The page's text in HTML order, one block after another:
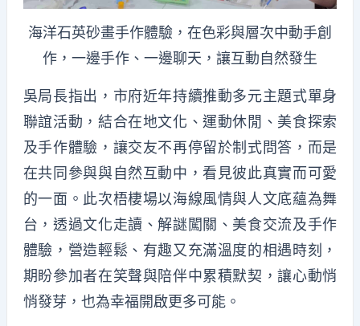
海洋石英砂畫手作體驗，在色彩與層次中動手創
作，一邊手作、一邊聊天，讓互動自然發生
吳局長指出，市府近年持續推動多元主題式單身
聯誼活動，結合在地文化、運動休閒、美食探索
及手作體驗，讓交友不再停留於制式問答，而是
在共同參與與自然互動中，看見彼此真實而可愛
的一面。此次梧棲場以海線風情與人文底蘊為舞
台，透過文化走讀、解謎闖關、美食交流及手作
體驗，營造輕鬆、有趣又充滿溫度的相遇時刻，
期盼參加者在笑聲與陪伴中累積默契，讓心動悄
悄發芽，也為幸福開啟更多可能。